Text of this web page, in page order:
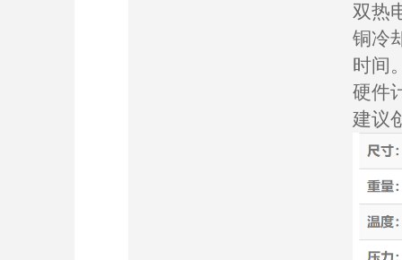
双热
铜冷
时间
硬件
建议